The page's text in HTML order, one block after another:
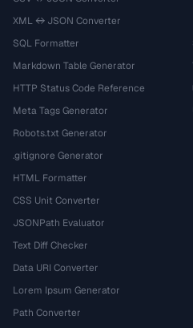
XML ↔ JSON Converter
SQL Formatter
Markdown Table Generator
HTTP Status Code Reference
Meta Tags Generator
Robots.txt Generator
.gitignore Generator
HTML Formatter
CSS Unit Converter
JSONPath Evaluator
Text Diff Checker
Data URI Converter
Lorem Ipsum Generator
Path Converter